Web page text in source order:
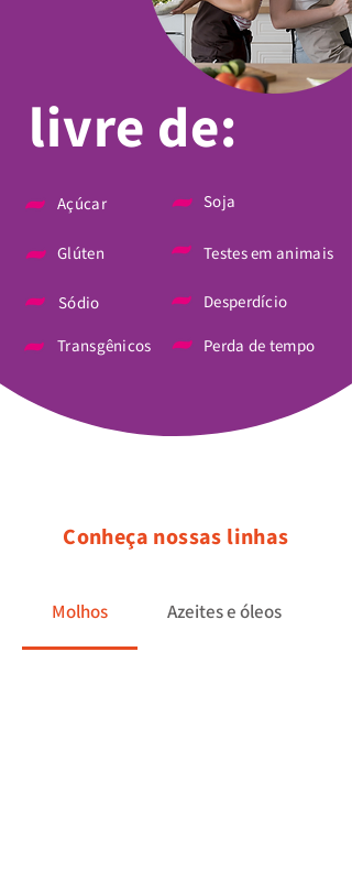
livre de:
Açúcar Soja
Glúten
Sódio
Transgênicos
Testes em animais
Desperdício
Perda de tempo
Conheça nossas linhas
Molhos Azeites e óleos